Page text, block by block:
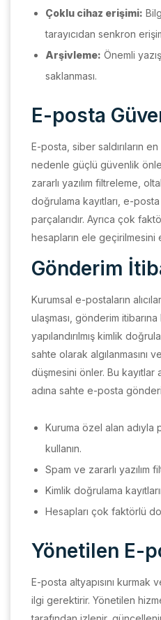
Çoklu cihaz erişimi:
tarayıcıdan senkron
Arşivleme: Önemli
saklanması.
E-posta
E-posta, siber saldırıların en
nedenle güçlü güvenlik
zararlı yazılım filtreleme,
doğrulama kayıtları, e-posta
parçalarıdır. Ayrıca çok
hesapların ele geçirilmesini
Gönderim
Kurumsal e-postaların
ulaşması, gönderim itibarına
yapılandırılmış kimlik
sahte olarak algılanmasını
düşmesini önler. Bu kayıtlar
adına sahte e-posta
Kuruma özel alan
kullanın.
Spam ve zararlı yazılım
Kimlik doğrulama
Hesapları çok faktörlü
Yönetilen E-
E-posta altyapısını kurmak
ilgi gerektirir. Yönetilen